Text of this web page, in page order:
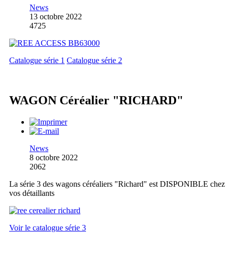
News
13 octobre 2022
4725
Catalogue série 1 Catalogue série 2
WAGON Céréalier "RICHARD"
News
8 octobre 2022
2062
La série 3 des wagons céréaliers "Richard" est DISPONIBLE chez
vos détaillants
Voir le catalogue série 3